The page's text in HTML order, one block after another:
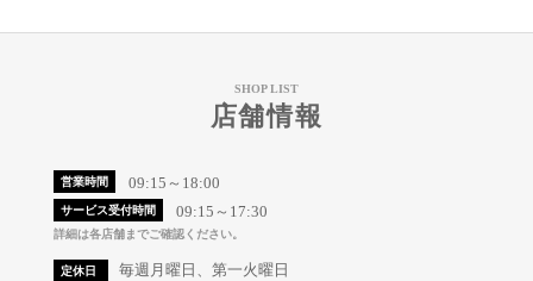
SHOP LIST
店舗情報
営業時間 09:15～18:00
サービス受付時間 09:15～17:30
詳細は各店舗までご確認ください。
定休日
毎週月曜日、第一火曜日